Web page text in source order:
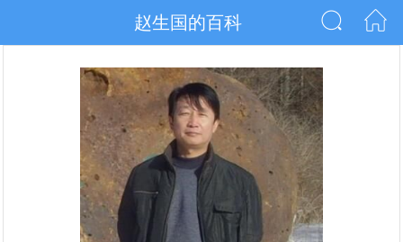
赵生国的百科